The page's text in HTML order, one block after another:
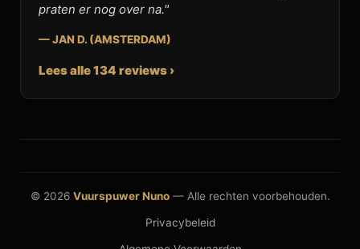
praten er nog over na."
— JAN D. (AMSTERDAM)
Lees alle 134 reviews ›
© 2026 Vuurspuwer Nuno— Alle rechten voorbehouden.
Privacybeleid